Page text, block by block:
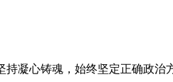
凝心铸魂，始终坚定正确政